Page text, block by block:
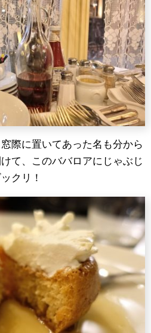
際に置いてあった名も分から
て、このババロアにじゃぶじ
クリ！